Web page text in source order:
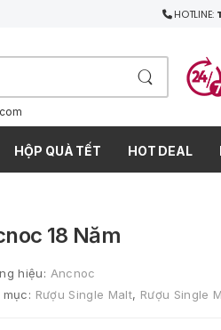
HOTLINE:
HỘP QUÀ TẾT HOT DEAL
18 Năm
hiệu: Ancnoc
mục: Rượu Single Malt, Rượu Single